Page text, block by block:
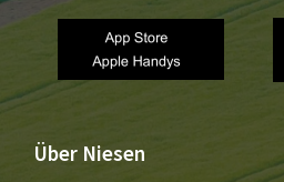
Über Niesen